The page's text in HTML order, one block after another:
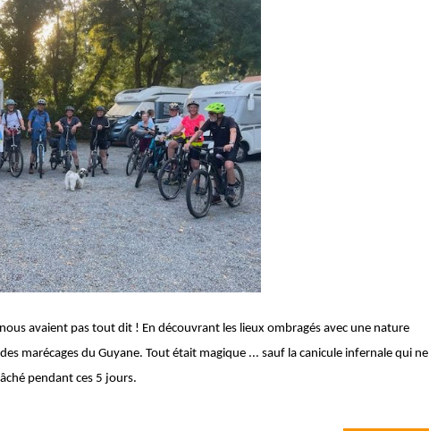
avaient pas tout dit ! En découvrant les lieux ombragés avec une nature
marécages du Guyane.Tout était magique ... sauf la canicule infernale qui ne
pendant ces 5 jours.